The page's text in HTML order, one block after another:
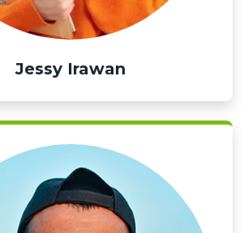
Jessy Irawan